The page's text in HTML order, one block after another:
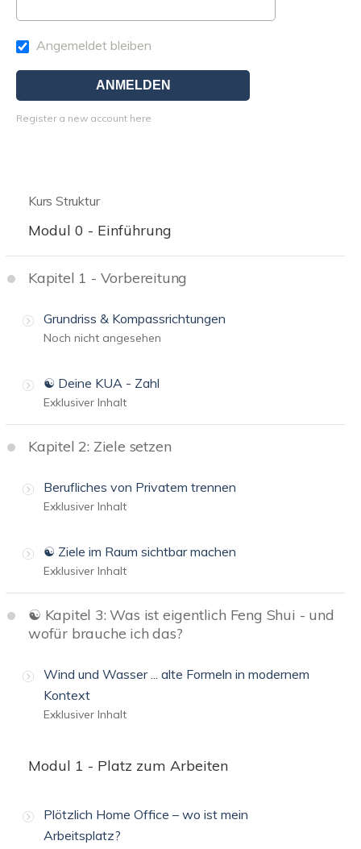
Angemeldet bleiben
Register a new account here
Kurs Struktur
Modul 0 - Einführung
Kapitel 1 - Vorbereitung
Grundriss & Kompassrichtungen
Noch nicht angesehen
☯️ Deine KUA - Zahl
Exklusiver Inhalt
Kapitel 2: Ziele setzen
Berufliches von Privatem trennen
Exklusiver Inhalt
☯️ Ziele im Raum sichtbar machen
Exklusiver Inhalt
☯️ Kapitel 3: Was ist eigentlich Feng Shui - und
wofür brauche ich das?
Wind und Wasser ... alte Formeln in modernem
Kontext
Exklusiver Inhalt
Modul 1 - Platz zum Arbeiten
Plötzlich Home Office – wo ist mein
Arbeitsplatz?